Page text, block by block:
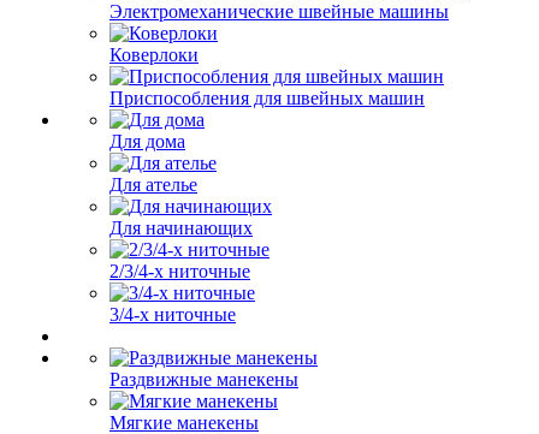
Электромеханические швейные машины
Коверлоки
Приспособления для швейных машин
Для дома
Для ателье
Для начинающих
2/3/4-х ниточные
3/4-х ниточные
Раздвижные манекены
Мягкие манекены